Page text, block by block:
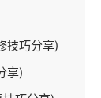
技巧分享)
享)